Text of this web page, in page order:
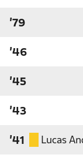
'79
'46
'45
'43
'41 Lucas